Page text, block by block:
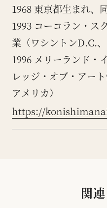
1968 東京都生まれ、
1993 コーコラン・ス
業（ワシントンD.C.、
1996 メリーランド・
レッジ・オブ・アー
アメリカ）
https://
関